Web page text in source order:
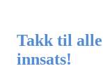
Takk til
innsats!